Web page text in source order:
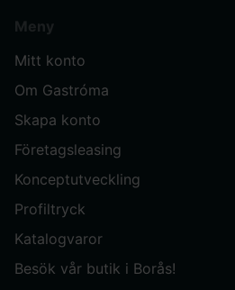
Meny
Mitt konto
Om Gastróma
Skapa konto
Företagsleasing
Konceptutveckling
Profiltryck
Katalogvaror
Besök vår butik i Borås!